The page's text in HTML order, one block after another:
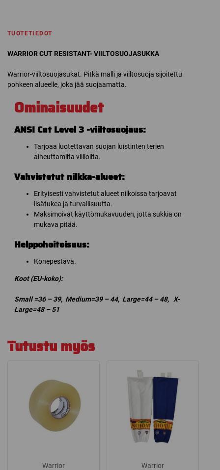
TUOTETIEDOT
WARRIOR CUT RESISTANT- VIILTOSUOJASUKKA
Warrior-viiltosuojasukat. Pitkä malli ja viiltosuoja sijoitettu
pohkeen alueelle, joka jää suojaamatta.
Ominaisuudet
ANSI Cut Level 3 -viiltosuojaus:
Tarjoaa luotettavan suojan luistinten terien
aiheuttamilta viilloilta.
Vahvistetut nilkka-alueet:
Erityisesti vahvistetut alueet nilkoissa tarjoavat
lisätukea ja turvallisuutta.
Maksimoivat käyttömukavuuden, jotta sukkia on
mukava pitää.
Helppohoitoisuus:
Konepestävä.
Koot (EU-koko):
Small =36 – 39, Medium=39 – 44, Large=44 – 48, X-
Large=48 – 51
Tutustu myös
Warrior Warrior